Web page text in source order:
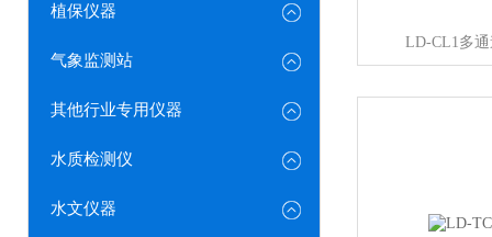
植保仪器
气象监测站
其他行业专用仪器
水质检测仪
水文仪器
LD-CL1多